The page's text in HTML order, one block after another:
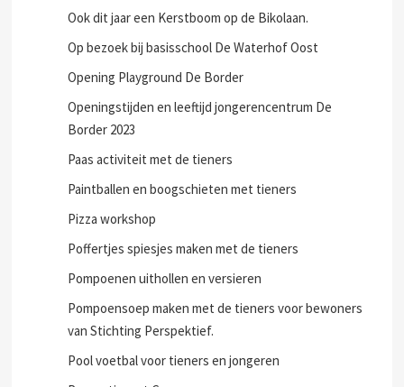
Ook dit jaar een Kerstboom op de Bikolaan.
Op bezoek bij basisschool De Waterhof Oost
Opening Playground De Border
Openingstijden en leeftijd jongerencentrum De
Border 2023
Paas activiteit met de tieners
Paintballen en boogschieten met tieners
Pizza workshop
Poffertjes spiesjes maken met de tieners
Pompoenen uithollen en versieren
Pompoensoep maken met de tieners voor bewoners
van Stichting Perspektief.
Pool voetbal voor tieners en jongeren